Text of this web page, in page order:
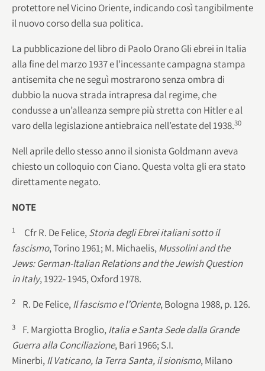
protettore nel Vicino Oriente, indicando così tangibilmente
il nuovo corso della sua politica.
La pubblicazione del libro di Paolo Orano Gli ebrei in Italia
alla fine del marzo 1937 e l’incessante campagna stampa
antisemita che ne seguì mostrarono senza ombra di
dubbio la nuova strada intrapresa dal regime, che
condusse a un’alleanza sempre più stretta con Hitler e al
varo della legislazione antiebraica nell’estate del 1938.30
Nell aprile dello stesso anno il sionista Goldmann aveva
chiesto un colloquio con Ciano. Questa volta gli era stato
direttamente negato.
NOTE
1 Cfr R. De Felice,Storia degli Ebrei italiani sotto il
fascismo, Torino 1961; M. Michaelis,Mussolini and the
Jews: German-ltalian Relations and the Jewish Question
in Italy, 1922- 1945, Oxford 1978.
2 R. De Felice,Il fascismo e l’Oriente, Bologna 1988, p. 126.
3 F. Margiotta Broglio,Italia e Santa Sede dalla Grande
Guerra alla Conciliazione, Bari 1966; S.I.
Minerbi,Il Vaticano, la Terra Santa, il sionismo, Milano